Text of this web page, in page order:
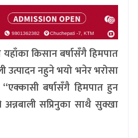
किसान बर्षासँगै हिमपात
उत्पादन नहुने भयो भनेर भरोसा
बर्षासँगै हिमपात हुन
सप्रिनुका साथै सुक्खा